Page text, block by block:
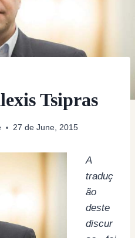
Tsipras
27 de June, 2015
A
traduç
ão
deste
discur